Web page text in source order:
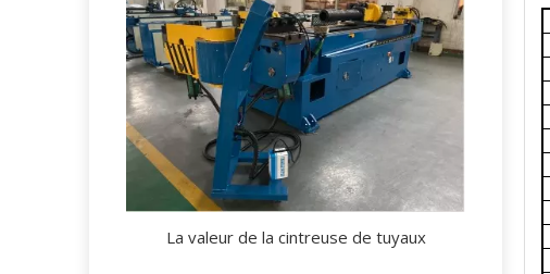
La valeur de la cintreuse de tuyaux